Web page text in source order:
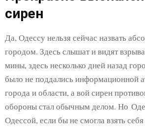
сирен
Да, Одессу нельзя сейчас назвать
городом. Здесь слышат и видят
мины, здесь несколько дней назад
было не поддались информационной
города и области, а вой сирен
обороны стал обычным делом. Но
Одессой, если бы не смогла взять